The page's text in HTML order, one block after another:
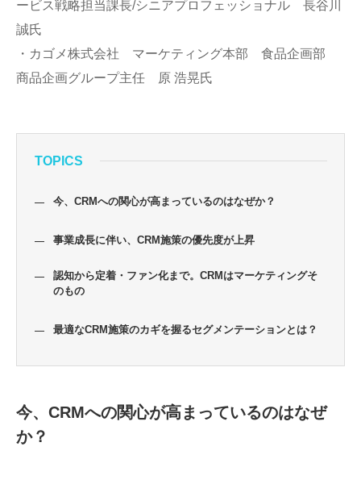
ービス戦略担当課長/シニアプロフェッショナル 長谷川
誠氏
・カゴメ株式会社 マーケティング本部 食品企画部
商品企画グループ主任 原 浩晃氏
TOPICS
今、CRMへの関心が高まっているのはなぜか？
事業成長に伴い、CRM施策の優先度が上昇
認知から定着・ファン化まで。CRMはマーケティングそ
のもの
最適なCRM施策のカギを握るセグメンテーションとは？
今、CRMへの関心が高まっているのはなぜ
か？